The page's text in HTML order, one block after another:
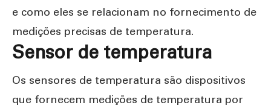
e como eles se relacionam no fornecimento de
medições precisas de temperatura.
Sensor de temperatura
Os sensores de temperatura são dispositivos
que fornecem medições de temperatura por